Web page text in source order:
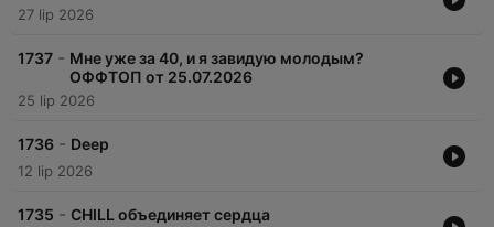
27 lip 2026
1737 - Мне уже за 40, и я завидую молодым?
ОФФТОП от 25.07.2026
25 lip 2026
1736 - Deep
12 lip 2026
1735 - CHILL объединяет сердца